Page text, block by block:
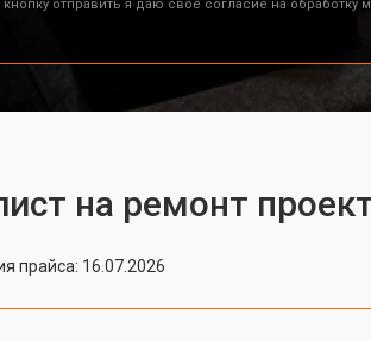
отправить я даю свое согласие на обработку
на ремонт
прайса: 16.07.2026